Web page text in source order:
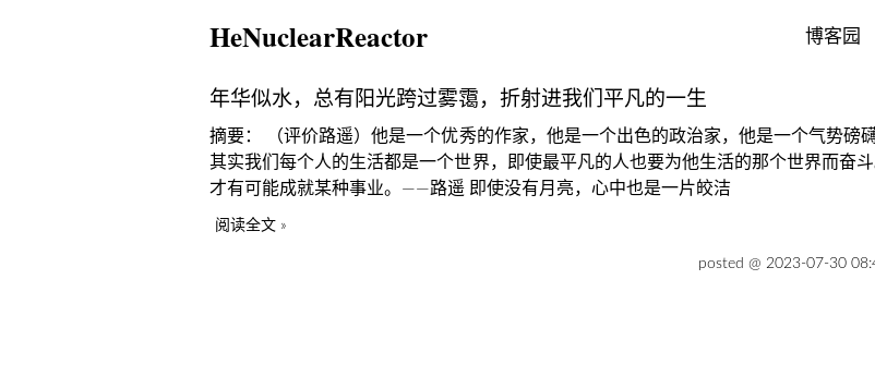
HeNuclearReactor 博客园
年华似水，总有阳光跨过雾霭，折射进我们平凡的一生
摘要： （评价路遥）他是一个优秀的作家，他是一个出色的政治家，他是一个气势
其实我们每个人的生活都是一个世界，即使最平凡的人也要为他生活的那个世界而奋
才有可能成就某种事业。——路遥 即使没有月亮，心中也是一片皎洁
阅读全文
posted @ 2023-07-30